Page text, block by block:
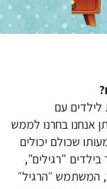
לילדים עם
אנחנו בחרנו לממש
שכולם יכולים
"רגילים",
המשתמש ״הרגיל״